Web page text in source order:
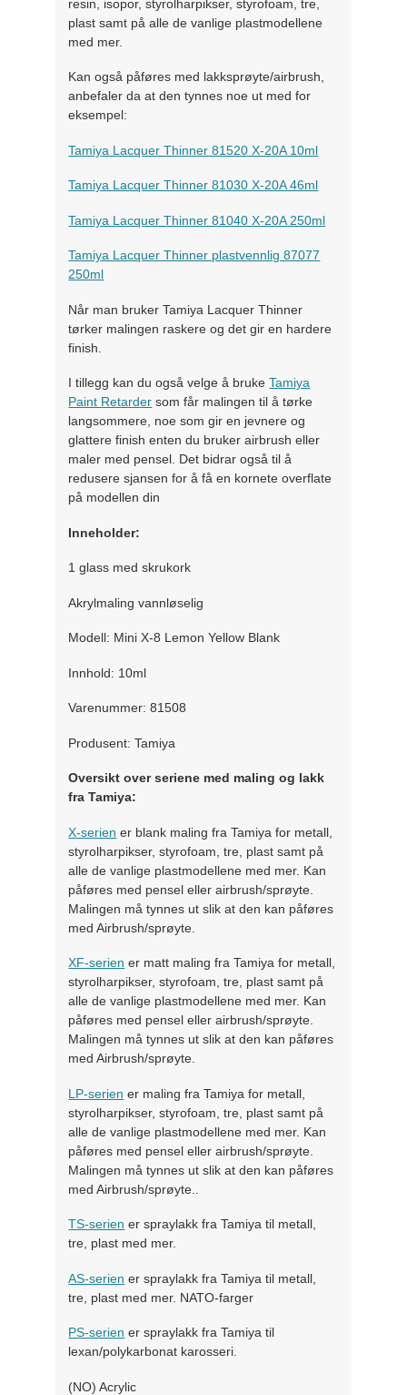
resin, isopor, styrolharpikser, styrofoam, tre,
plast samt på alle de vanlige plastmodellene
med mer.
Kan også påføres med lakksprøyte/airbrush,
anbefaler da at den tynnes noe ut med for
eksempel:
Tamiya Lacquer Thinner 81520 X-20A 10ml
Tamiya Lacquer Thinner 81030 X-20A 46ml
Tamiya Lacquer Thinner 81040 X-20A 250ml
Tamiya Lacquer Thinner plastvennlig 87077
250ml
Når man bruker Tamiya Lacquer Thinner
tørker malingen raskere og det gir en hardere
finish.
I tillegg kan du også velge å brukeTamiya
Paint Retarder som får malingen til å tørke
langsommere, noe som gir en jevnere og
glattere finish enten du bruker airbrush eller
maler med pensel. Det bidrar også til å
redusere sjansen for å få en kornete overflate
på modellen din
Inneholder:
1 glass med skrukork
Akrylmaling vannløselig
Modell: Mini X-8 Lemon Yellow Blank
Innhold: 10ml
Varenummer: 81508
Produsent: Tamiya
Oversikt over seriene med maling og lakk
fra Tamiya:
X-serien er blank maling fra Tamiya for metall,
styrolharpikser, styrofoam, tre, plast samt på
alle de vanlige plastmodellene med mer. Kan
påføres med pensel eller airbrush/sprøyte.
Malingen må tynnes ut slik at den kan påføres
med Airbrush/sprøyte.
XF-serien er matt maling fra Tamiya for metall,
styrolharpikser, styrofoam, tre, plast samt på
alle de vanlige plastmodellene med mer. Kan
påføres med pensel eller airbrush/sprøyte.
Malingen må tynnes ut slik at den kan påføres
med Airbrush/sprøyte.
LP-serien er maling fra Tamiya for metall,
styrolharpikser, styrofoam, tre, plast samt på
alle de vanlige plastmodellene med mer. Kan
påføres med pensel eller airbrush/sprøyte.
Malingen må tynnes ut slik at den kan påføres
med Airbrush/sprøyte..
TS-serien er spraylakk fra Tamiya til metall,
tre, plast med mer.
AS-serien er spraylakk fra Tamiya til metall,
tre, plast med mer. NATO-farger
PS-serien er spraylakk fra Tamiya til
lexan/polykarbonat karosseri.
(NO) Acrylic